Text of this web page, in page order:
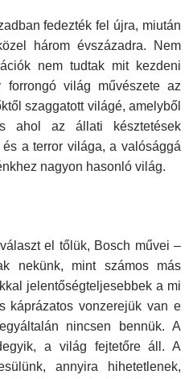
fedezték fel újra, miután
három évszázadra. Nem
nem tudtak mit kezdeni
forrongó világ művészete az
szaggatott világé, amelyből
ahol az állati késztetések
a terror világa, a valósággá
nagyon hasonló világ.
el tőlük, Bosch művei –
nekünk, mint számos más
jelentőségteljesebbek a mi
káprázatos vonzerejük van e
nincsen bennük. A
a világ fejtetőre áll. A
annyira hihetetlenek,